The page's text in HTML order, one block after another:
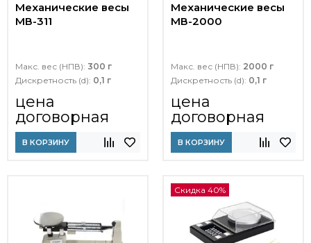
Механические весы
МВ-311
Макс. вес (НПВ): 300 г
Дискретность (d): 0,1 г
цена
договорная
В КОРЗИНУ
Механические весы
МВ-2000
Макс. вес (НПВ): 2000 г
Дискретность (d): 0,1 г
цена
договорная
В КОРЗИНУ
Скидка 40%